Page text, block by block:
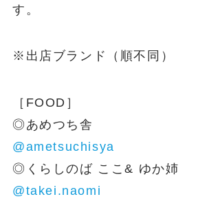
す。
※出店ブランド（順不同）
［FOOD］
◎あめつち舎
@ametsuchisya
◎くらしのば ここ& ゆか姉
@takei.naomi